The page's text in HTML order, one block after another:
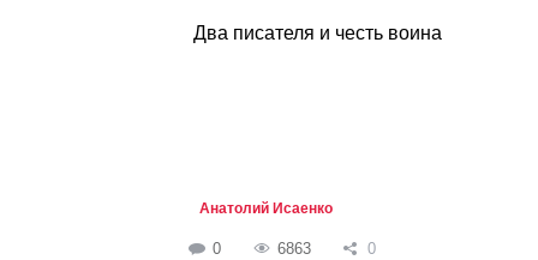
Два писателя и честь воина
Анатолий Исаенко
0 6863 0